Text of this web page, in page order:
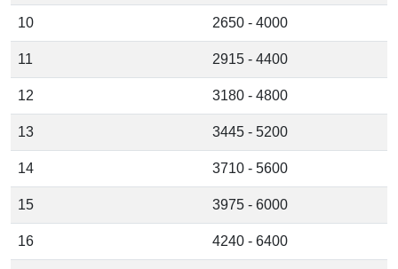
10 2650 - 4000
11 2915 - 4400
12 3180 - 4800
13 3445 - 5200
14 3710 - 5600
15 3975 - 6000
16 4240 - 6400